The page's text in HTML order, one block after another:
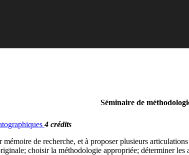
Séminaire de
4 crédits
de recherche, et à proposer plusieurs
choisir la méthodologie appropriée; déterminer les